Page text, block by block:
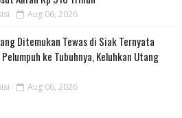
Aug 06, 2026
Ditemukan Tewas di Siak Ternyata
ke Tubuhnya, Keluhkan Utang
Aug 06, 2026